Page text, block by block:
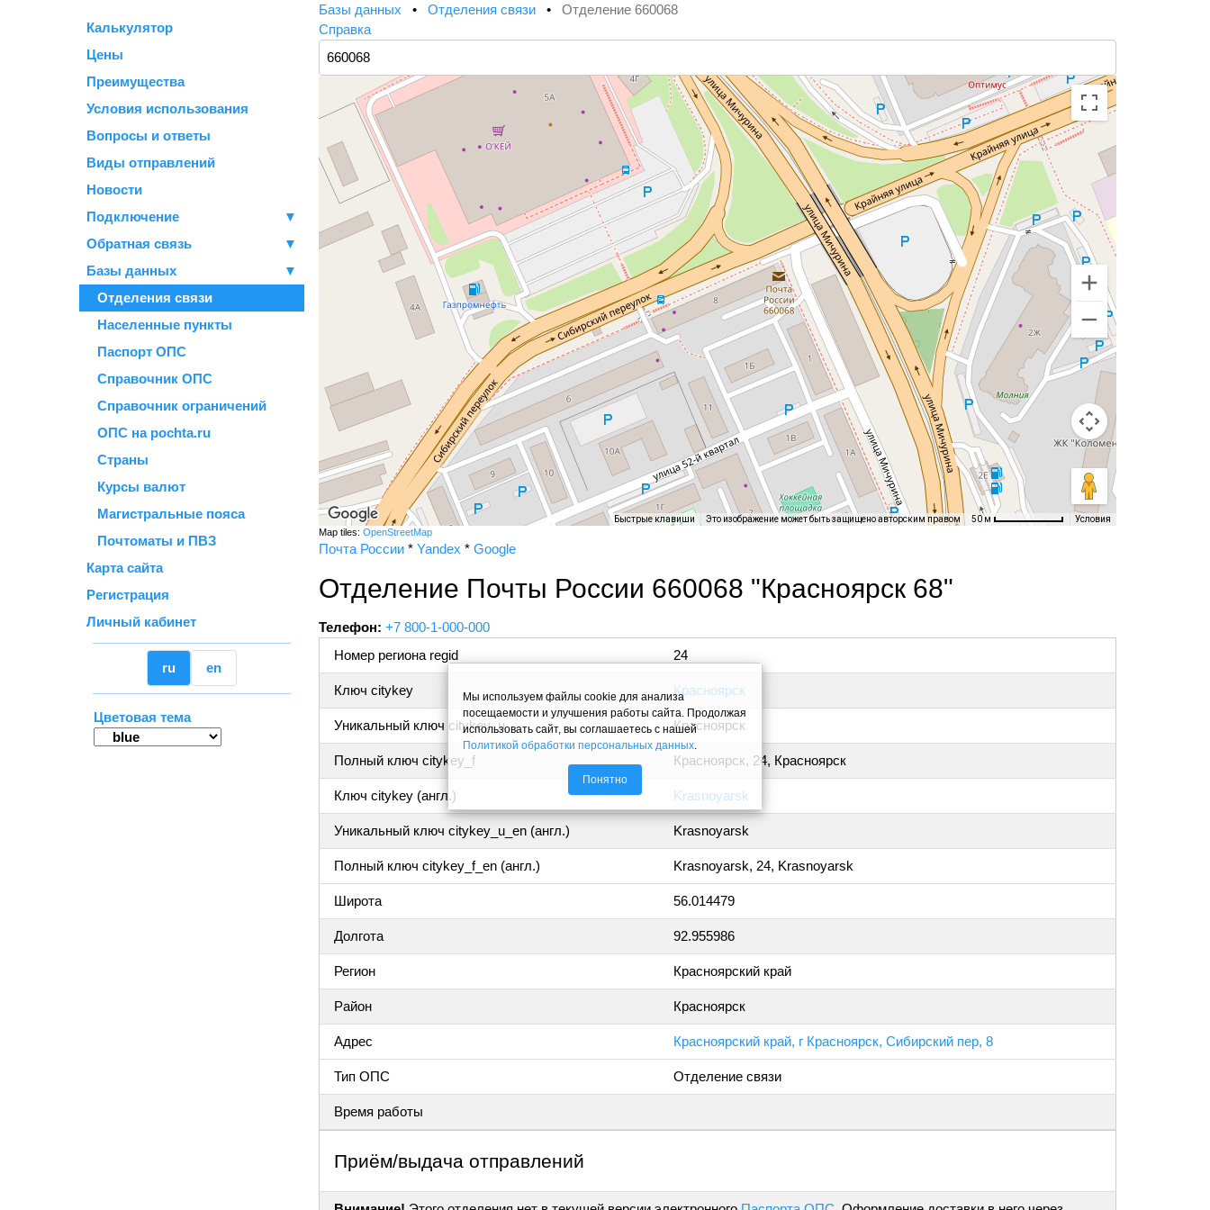
Калькулятор
Цены
Преимущества
Условия использования
Вопросы и ответы
Виды отправлений
Новости
Подключение
▼
Обратная связь
▼
Базы данных
▼
Отделения связи
Населенные пункты
Паспорт ОПС
Справочник ОПС
Справочник ограничений
ОПС на pochta.ru
Страны
Курсы валют
Магистральные пояса
Почтоматы и ПВЗ
Карта сайта
Регистрация
Личный кабинет
ru en
Цветовая тема
Базы данных • Отделения связи • Отделение 660068
Справка
Быстрые клавиши Это изображение может быть защищено авторским правом 50 м Условия
Map tiles: OpenStreetMap
Почта России * Yandex * Google
Отделение Почты России 660068 "Красноярск 68"
Телефон: +7 800-1-000-000
Номер региона regid
24
Ключ citykey Красноярск
Уникальный ключ citykey_u Красноярск
Полный ключ citykey_f Красноярск, 24, Красноярск
Ключ citykey (англ.) Krasnoyarsk
Уникальный ключ citykey_u_en (англ.) Krasnoyarsk
Полный ключ citykey_f_en (англ.) Krasnoyarsk, 24, Krasnoyarsk
Широта 56.014479
Долгота 92.955986
Регион Красноярский край
Район Красноярск
Адрес Красноярский край, г Красноярск, Сибирский пер, 8
Тип ОПС Отделение связи
Время работы
Приём/выдача отправлений
Мы используем файлы cookie для анализа
посещаемости и улучшения работы сайта. Продолжая
использовать сайт, вы соглашаетесь с нашей
Политикой обработки персональных данных
Понятно